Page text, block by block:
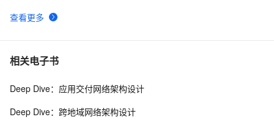
查看更多
相关电子书
Deep Dive：应用交付网络架构设计
Deep Dive：跨地域网络架构设计